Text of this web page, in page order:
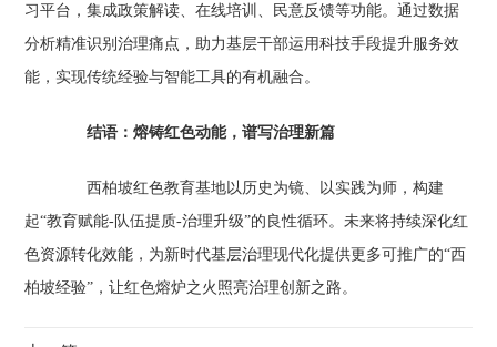
习平台，集成政策解读、在线培训、民意反馈等功能。通过数据
分析精准识别治理痛点，助力基层干部运用科技手段提升服务效
能，实现传统经验与智能工具的有机融合。
结语：熔铸红色动能，谱写治理新篇‌
西柏坡红色教育基地以历史为镜、以实践为师，构建
起“教育赋能-队伍提质-治理升级”的良性循环。未来将持续深化红
色资源转化效能，为新时代基层治理现代化提供更多可推广的“西
柏坡经验”，让红色熔炉之火照亮治理创新之路。